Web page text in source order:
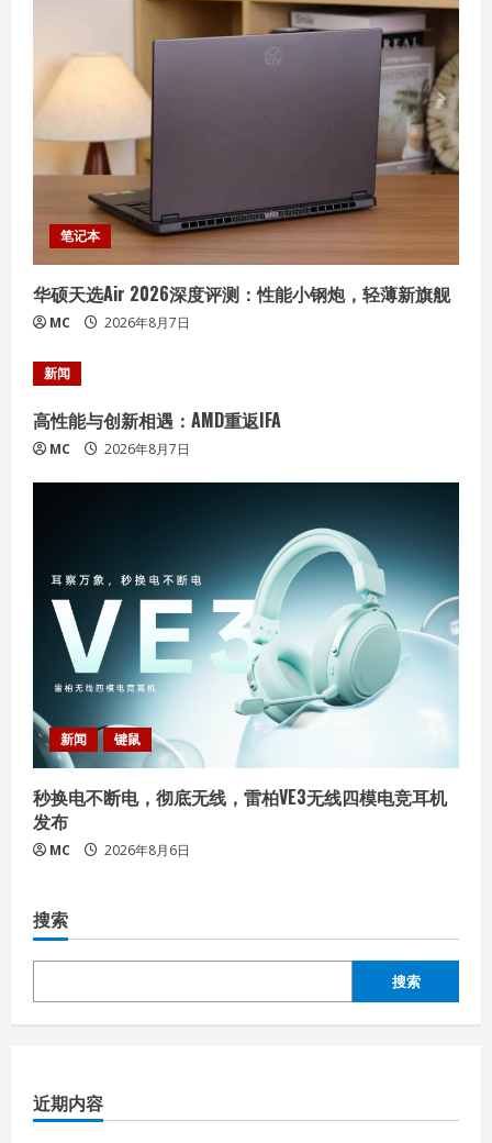
R
e
a
n
g
笔记本
华硕天选Air 2026深度评测：性能小钢炮，轻薄新旗舰
MC 2026年8月7日
新闻
高性能与创新相遇：AMD重返IFA
MC 2026年8月7日
新闻 键鼠
秒换电不断电，彻底无线，雷柏VE3无线四模电竞耳机
发布
MC 2026年8月6日
搜索
搜索
近期内容